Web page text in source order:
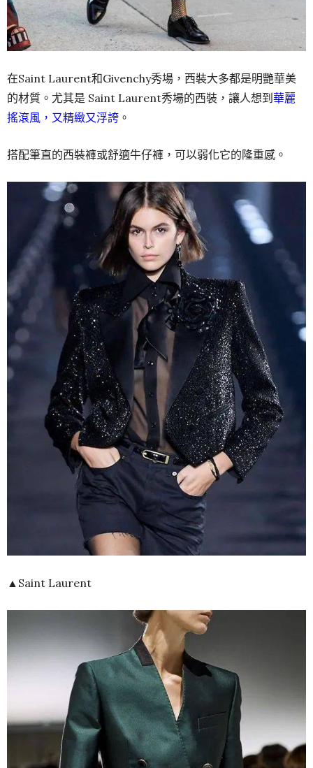
在Saint Laurent和Givenchy秀場，西裝大多都是明艷華美
的材質。尤其是 Saint Laurent秀場的西裝，讓人想到 華麗
搖滾風，又精緻又浮誇 。
搭配筆直的西裝褲或舒適牛仔褲，可以弱化它的隆重感。
▲Saint Laurent